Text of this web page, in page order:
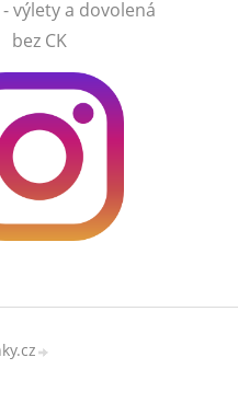
- výlety a dovolená
bez CK